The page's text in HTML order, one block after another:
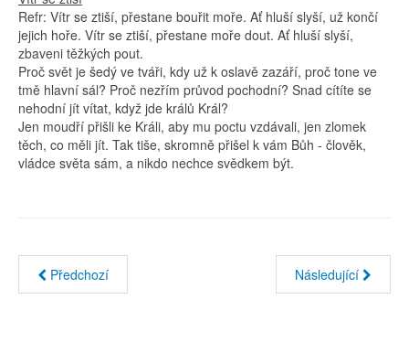
Refr: Vítr se ztiší, přestane bouřit moře. Ať hluší slyší, už končí
jejich hoře. Vítr se ztiší, přestane moře dout. Ať hluší slyší,
zbaveni těžkých pout.
Proč svět je šedý ve tváři, kdy už k oslavě zazáří, proč tone ve
tmě hlavní sál? Proč nezřím průvod pochodní? Snad cítíte se
nehodní jít vítat, když jde králů Král?
Jen moudří přišli ke Králi, aby mu poctu vzdávali, jen zlomek
těch, co měli jít. Tak tiše, skromně přišel k vám Bůh - člověk,
vládce světa sám, a nikdo nechce svědkem být.
Předchozí Následující